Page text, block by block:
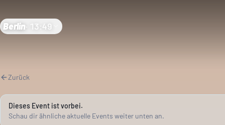
Berlin· 13:49
Zurück
Dieses Event ist vorbei.
Schau dir ähnliche aktuelle Events weiter unten an.